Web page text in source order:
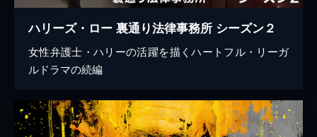
ハリーズ・ロー 裏通り法律事務所 シーズン２
女性弁護士・ハリーの活躍を描くハートフル・リーガ
ルドラマの続編